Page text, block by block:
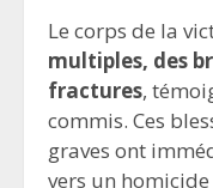
Le corps de la
multiples, des
fractures,
commis. Ces
graves ont
vers un